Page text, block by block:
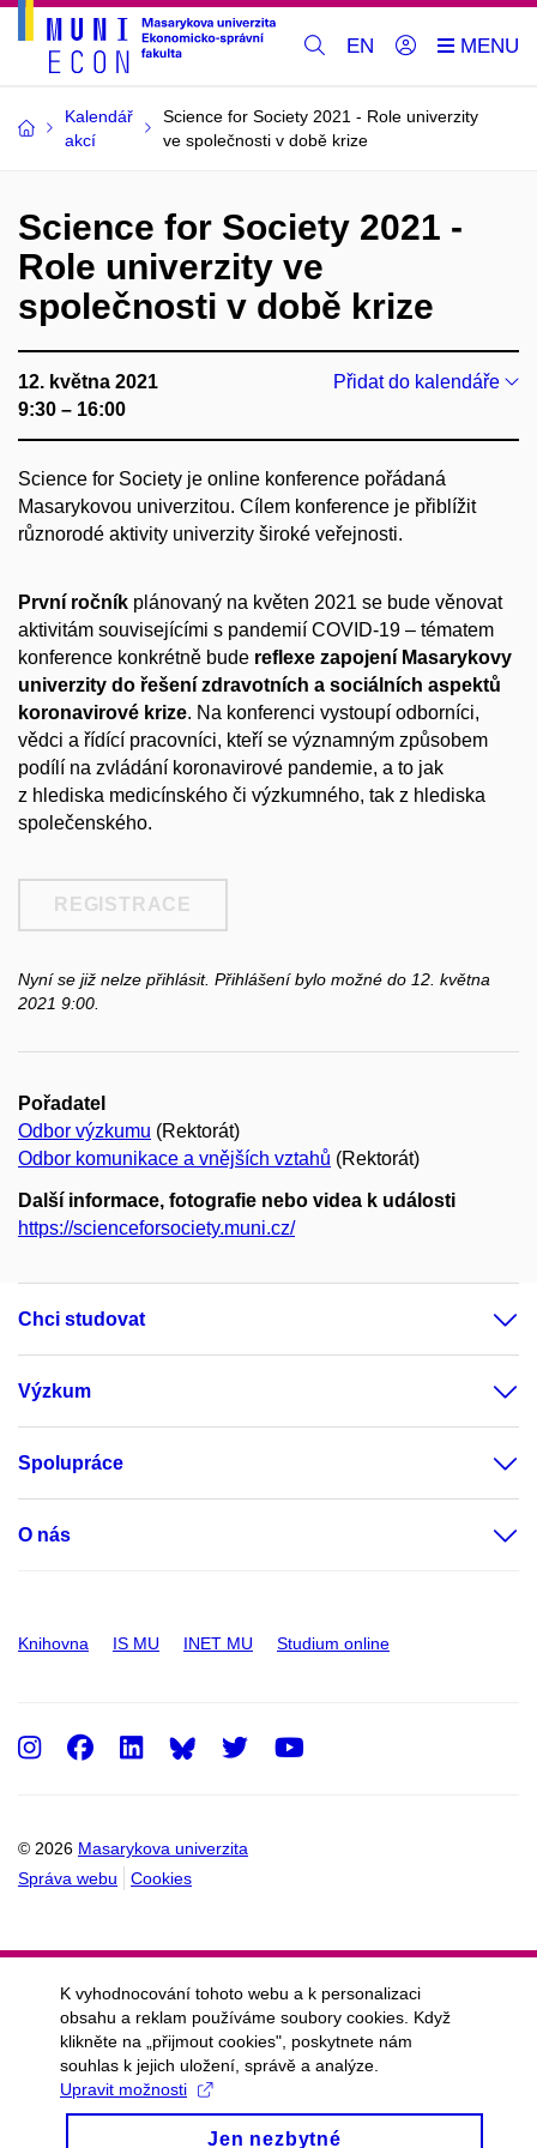
EN
Kalendář
akcí
Science for Society 2021 - Role univerzity
ve společnosti v době krize
Science for Society 2021 -
Role univerzity ve
společnosti v době krize
12. května 2021
9:30 – 16:00
Přidat do kalendáře
Science for Society je online konference pořádaná
Masarykovou univerzitou. Cílem konference je přiblížit
různorodé aktivity univerzity široké veřejnosti.
První ročník plánovaný na květen 2021 se bude věnovat
aktivitám souvisejícími s pandemií COVID-19 – tématem
konference konkrétně bude reflexe zapojení Masarykovy
univerzity do řešení zdravotních a sociálních aspektů
koronavirové krize. Na konferenci vystoupí odborníci,
vědci a řídící pracovníci, kteří se významným způsobem
podílí na zvládání koronavirové pandemie, a to jak
z hlediska medicínského či výzkumného, tak z hlediska
společenského.
REGISTRACE
Nyní se již nelze přihlásit. Přihlášení bylo možné do 12. května
2021 9:00.
Pořadatel
Odbor výzkumu (Rektorát)
Odbor komunikace a vnějších vztahů (Rektorát)
Další informace, fotografie nebo videa k události
https://scienceforsociety.muni.cz/
Chci studovat
Výzkum
Spolupráce
O nás
Knihovna IS MU INET MU Studium online
© 2026 Masarykova univerzita
Správa webu
Cookies
Instagram
Facebook
LinkedInTwitter
K vyhodnocování tohoto webu a k personalizaci
obsahu a reklam používáme soubory cookies. Když
klikněte na „přijmout cookies", poskytnete nám
souhlas k jejich uložení, správě a analýze.
Upravit možnosti
Jen nezbytné